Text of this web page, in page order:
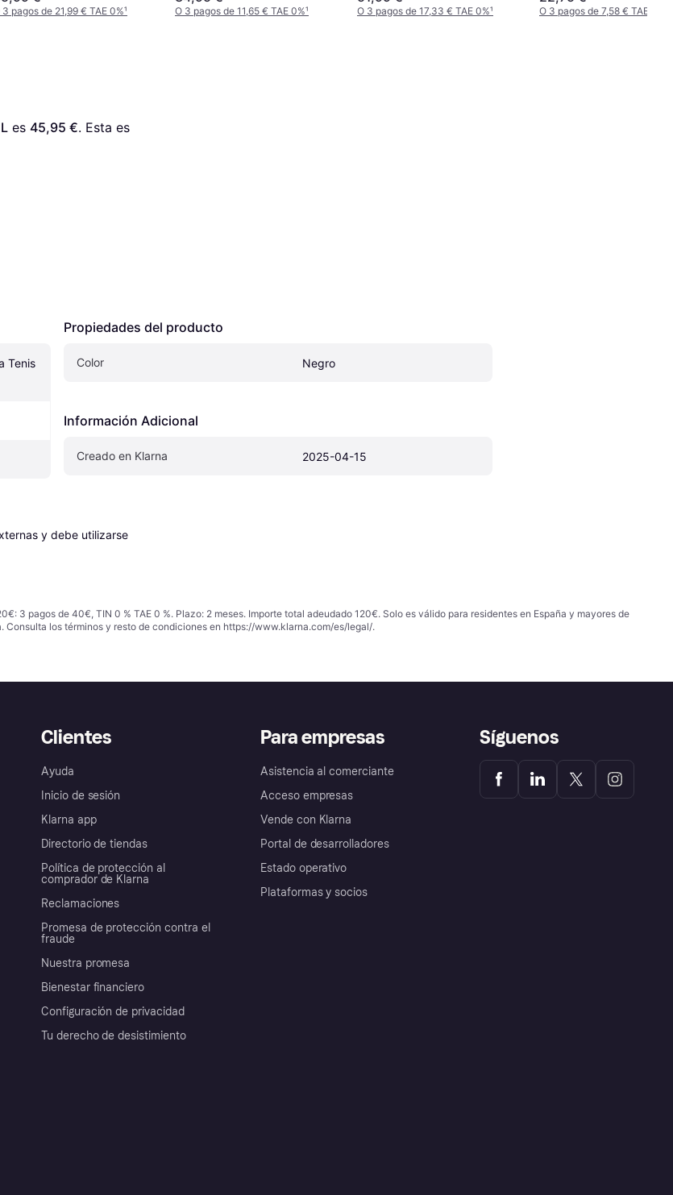
3 pagos de 21,99 € TAE 0%¹ O 3 pagos de 11,65 € TAE 0%¹ O 3 pagos de 17,33 € TAE 0%¹ O 3 pagos de 7,58 € TAE 0%
es 45,95 €. Esta es
Tenis
Propiedades del producto
Color Negro
Información Adicional
Creado en Klarna 2025-04-15
y debe utilizarse
3 pagos de 40€, TIN 0 % TAE 0 %. Plazo: 2 meses. Importe total adeudado 120€. Solo es válido para residentes en España y mayores de
Consulta los términos y resto de condiciones en https://www.klarna.com/es/legal/.
Clientes
Ayuda
Inicio de sesión
Klarna app
Directorio de tiendas
Política de protección al
comprador de Klarna
Reclamaciones
Promesa de protección contra el
fraude
Nuestra promesa
Bienestar financiero
Configuración de privacidad
Tu derecho de desistimiento
Para empresas
Asistencia al comerciante
Acceso empresas
Vende con Klarna
Portal de desarrolladores
Estado operativo
Plataformas y socios
Síguenos